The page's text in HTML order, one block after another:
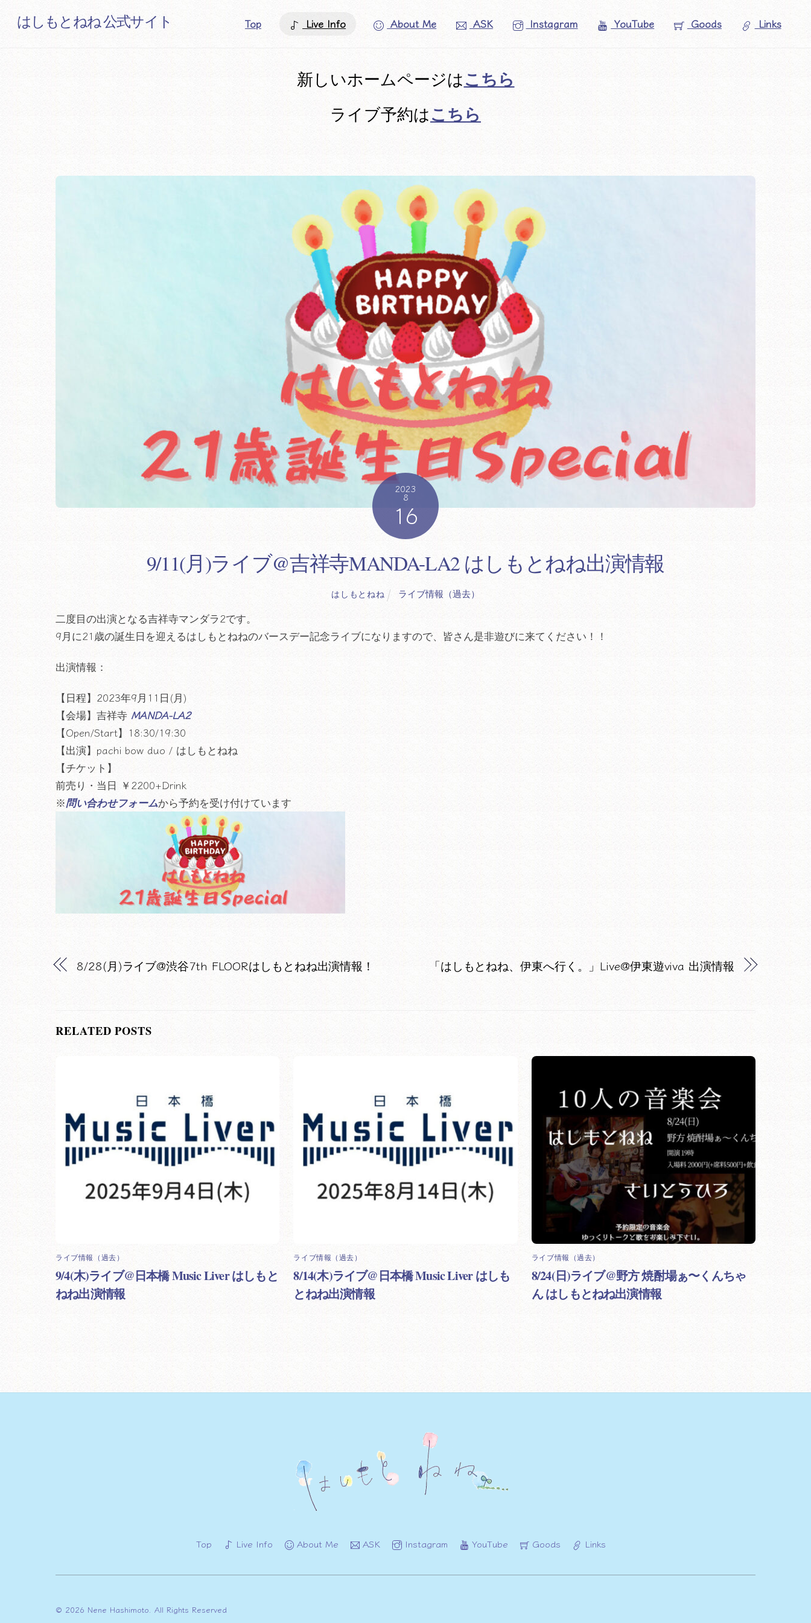
はしもとねね 公式サイト Top Live Info About Me ASK Instagram YouTube Goods Links
新しいホームページはこちら
ライブ予約はこちら
2023
8
16
9/11(月)ライブ@吉祥寺MANDA-LA2 はしもとねね出演情報
はしもとねね ライブ情報（過去）
二度目の出演となる吉祥寺マンダラ2です。
9月に21歳の誕生日を迎えるはしもとねねのバースデー記念ライブになりますので、皆さん是非遊びに来てください！！
出演情報：
【日程】2023年9月11日(月)
【会場】吉祥寺 MANDA-LA2
【Open/Start】18:30/19:30
【出演】pachi bow duo / はしもとねね
【チケット】
前売り・当日 ￥2200+Drink
※問い合わせフォームから予約を受け付けています
8/28(月)ライブ@渋谷7th FLOORはしもとねね出演情報！ 「はしもとねね、伊東へ行く。」Live@伊東遊viva 出演情報
RELATED POSTS
ライブ情報（過去）
9/4(木)ライブ@日本橋 Music Liver はしもと
ねね出演情報
ライブ情報（過去）
8/14(木)ライブ@日本橋 Music Liver はしも
とねね出演情報
ライブ情報（過去）
8/24(日)ライブ@野方 焼酎場ぁ〜くんちゃ
ん はしもとねね出演情報
Top Live Info About Me ASK Instagram YouTube Goods Links
© 2026 Nene Hashimoto. All Rights Reserved